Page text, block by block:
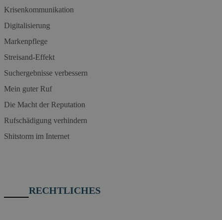
Krisenkommunikation
Digitalisierung
Markenpflege
Streisand-Effekt
Suchergebnisse verbessern
Mein guter Ruf
Die Macht der Reputation
Rufschädigung verhindern
Shitstorm im Internet
RECHTLICHES